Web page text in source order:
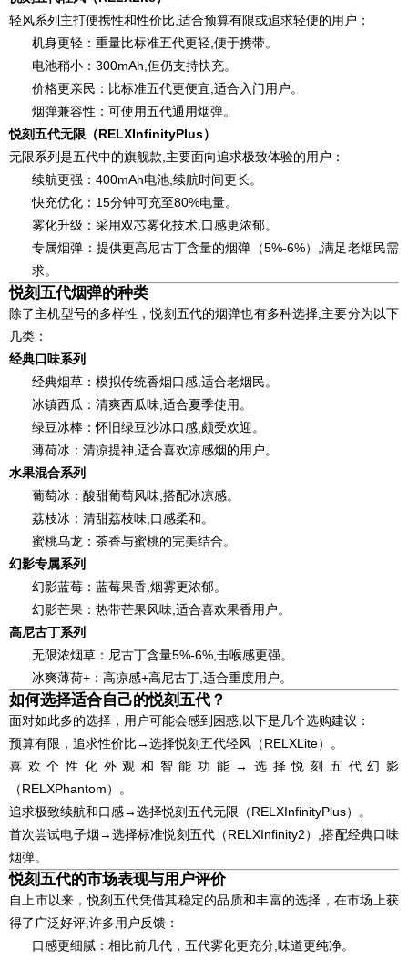
轻风系列主打便携性和性价比,适合预算有限或追求轻便的用户：
机身更轻：重量比标准五代更轻,便于携带。
电池稍小：300mAh,但仍支持快充。
价格更亲民：比标准五代更便宜,适合入门用户。
烟弹兼容性：可使用五代通用烟弹。
悦刻五代无限（RELXInfinityPlus）
无限系列是五代中的旗舰款,主要面向追求极致体验的用户：
续航更强：400mAh电池,续航时间更长。
快充优化：15分钟可充至80%电量。
雾化升级：采用双芯雾化技术,口感更浓郁。
专属烟弹：提供更高尼古丁含量的烟弹（5%-6%）,满足老烟民需
求。
悦刻五代烟弹的种类
除了主机型号的多样性，悦刻五代的烟弹也有多种选择,主要分为以下
几类：
经典口味系列
经典烟草：模拟传统香烟口感,适合老烟民。
冰镇西瓜：清爽西瓜味,适合夏季使用。
绿豆冰棒：怀旧绿豆沙冰口感,颇受欢迎。
薄荷冰：清凉提神,适合喜欢凉感烟的用户。
水果混合系列
葡萄冰：酸甜葡萄风味,搭配冰凉感。
荔枝冰：清甜荔枝味,口感柔和。
蜜桃乌龙：茶香与蜜桃的完美结合。
幻影专属系列
幻影蓝莓：蓝莓果香,烟雾更浓郁。
幻影芒果：热带芒果风味,适合喜欢果香用户。
高尼古丁系列
无限浓烟草：尼古丁含量5%-6%,击喉感更强。
冰爽薄荷+：高凉感+高尼古丁,适合重度用户。
如何选择适合自己的悦刻五代？
面对如此多的选择，用户可能会感到困惑,以下是几个选购建议：
预算有限，追求性价比→选择悦刻五代轻风（RELXLite）。
喜欢个性化外观和智能功能→选择悦刻五代幻影
（RELXPhantom）。
追求极致续航和口感→选择悦刻五代无限（RELXInfinityPlus）。
首次尝试电子烟→选择标准悦刻五代（RELXInfinity2）,搭配经典口味
烟弹。
悦刻五代的市场表现与用户评价
自上市以来，悦刻五代凭借其稳定的品质和丰富的选择，在市场上获
得了广泛好评,许多用户反馈：
口感更细腻：相比前几代，五代雾化更充分,味道更纯净。